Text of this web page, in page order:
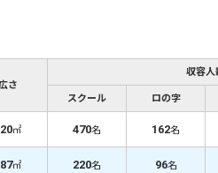
さ
収容人
スクール ロの字
㎡ 470名 162名
㎡ 220名 96名